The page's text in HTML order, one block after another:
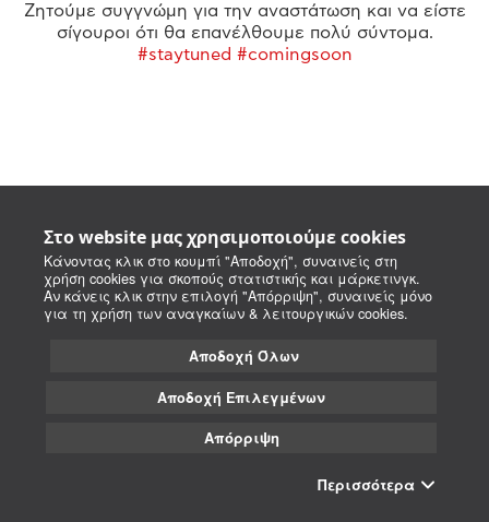
Στο website μας χρησιμοποιούμε cookies
Κάνοντας κλικ στο κουμπί "Αποδοχή", συναινείς στη
χρήση cookies για σκοπούς στατιστικής και μάρκετινγκ.
Αν κάνεις κλικ στην επιλογή "Απόρριψη", συναινείς μόνο
για τη χρήση των αναγκαίων & λειτουργικών cookies.
Αποδοχή Όλων
Αποδοχή Επιλεγμένων
Απόρριψη
Περισσότερα
Ζητούμε συγγνώμη για την αναστάτωση και να είστε
σίγουροι ότι θα επανέλθουμε πολύ σύντομα.
#staytuned #comingsoon